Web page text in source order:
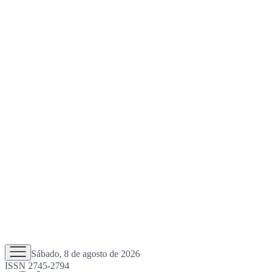
Sábado, 8 de agosto de 2026
ISSN 2745-2794